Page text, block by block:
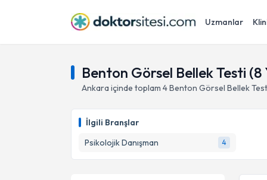
Uzmanlar
Benton Görsel Bellek Testi (8
Ankara içinde toplam 4Benton Görsel Bellek
İlgili Branşlar
Psikolojik Danışman
4